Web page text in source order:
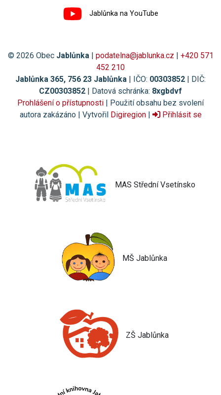
Jablůnka na YouTube
© 2026 Obec Jablůnka | podatelna@jablunka.cz | +420 571
452 210
Jablůnka 365, 756 23 Jablůnka | IČO: 00303852 | DIČ:
CZ00303852 | Datová schránka: 8xgbdvf
Prohlášení o přístupnosti | Použití obsahu bez svolení
autora zakázáno | Vytvořil Digiregion| Přihlásit se
MAS Střední Vsetínsko
MŠ Jablůnka
ZŠ Jablůnka